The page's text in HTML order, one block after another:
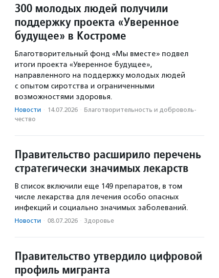
300 молодых людей получили
поддержку проекта «Уверенное
будущее» в Костроме
Благотворительный фонд «Мы вместе» подвел
итоги проекта «Уверенное будущее»,
направленного на поддержку молодых людей
с опытом сиротства и ограниченными
возможностями здоровья.
Новости · 14.07.2026 · Благотвори­тель­ность и доброволь­
чест­во
Правительство расширило перечень
стратегически значимых лекарств
В список включили еще 149 препаратов, в том
числе лекарства для лечения особо опасных
инфекций и социально значимых заболеваний.
Новости · 08.07.2026 · Здоровье
Правительство утвердило цифровой
профиль мигранта